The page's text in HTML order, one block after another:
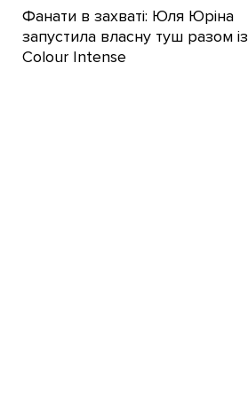
Фанати в захваті: Юля Юріна
запустила власну туш разом із
Colour Intense